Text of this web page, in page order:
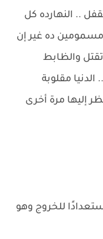
.. النهارده كل
ده غير إن
والظابط
مقلوبة
إليها مرة أخرى
للخروج وهو